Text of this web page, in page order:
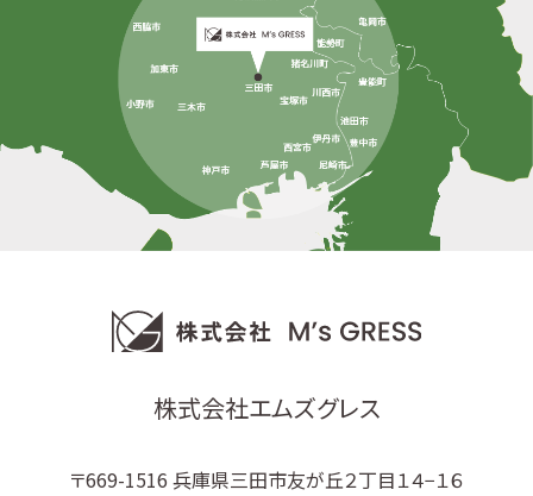
株式会社エムズグレス
〒669-1516 兵庫県三田市友が丘２丁目１４−１６